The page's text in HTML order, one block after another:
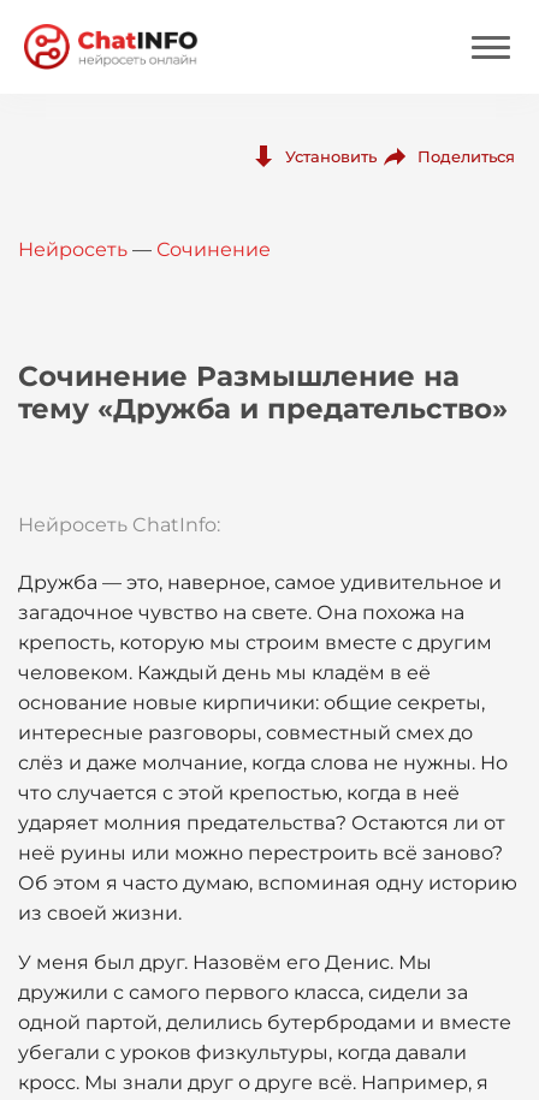
Вход
Установить Поделиться
Нейросеть — Сочинение
Сочинение Размышление на
тему «Дружба и предательство»
Нейросеть ChatInfo:
Дружба — это, наверное, самое удивительное и
загадочное чувство на свете. Она похожа на
крепость, которую мы строим вместе с другим
человеком. Каждый день мы кладём в её
основание новые кирпичики: общие секреты,
интересные разговоры, совместный смех до
слёз и даже молчание, когда слова не нужны. Но
что случается с этой крепостью, когда в неё
ударяет молния предательства? Остаются ли от
неё руины или можно перестроить всё заново?
Об этом я часто думаю, вспоминая одну историю
из своей жизни.
У меня был друг. Назовём его Денис. Мы
дружили с самого первого класса, сидели за
одной партой, делились бутербродами и вместе
убегали с уроков физкультуры, когда давали
кросс. Мы знали друг о друге всё. Например, я